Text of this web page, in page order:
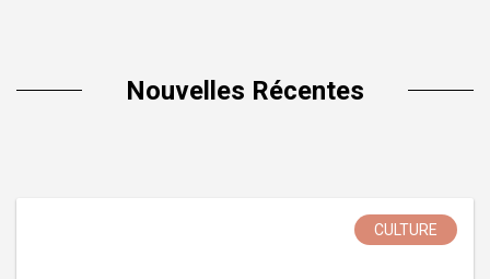
Nouvelles Récentes
CULTURE